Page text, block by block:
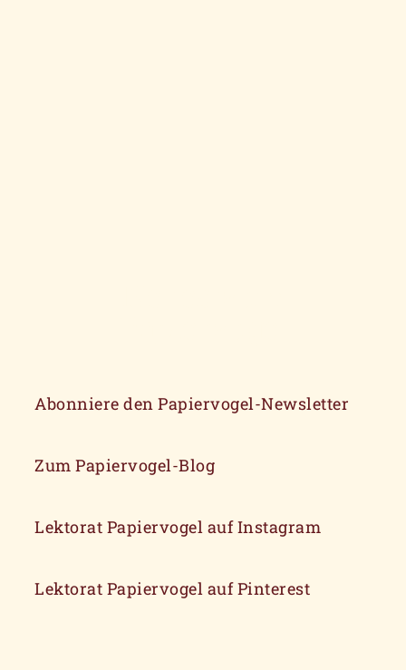
Abonniere den Papiervogel-Newsletter
Zum Papiervogel-Blog
Lektorat Papiervogel auf Instagram
Lektorat Papiervogel auf Pinterest